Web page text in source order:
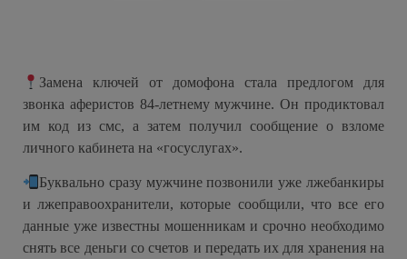
Замена ключей от домофона стала предлогом для
звонка аферистов 84-летнему мужчине. Он продиктовал
им код из смс, а затем получил сообщение о взломе
личного кабинета на «госуслугах».
Буквально сразу мужчине позвонили уже лжебанкиры
и лжеправоохранители, которые сообщили, что все его
данные уже известны мошенникам и срочно необходимо
снять все деньги со счетов и передать их для хранения на